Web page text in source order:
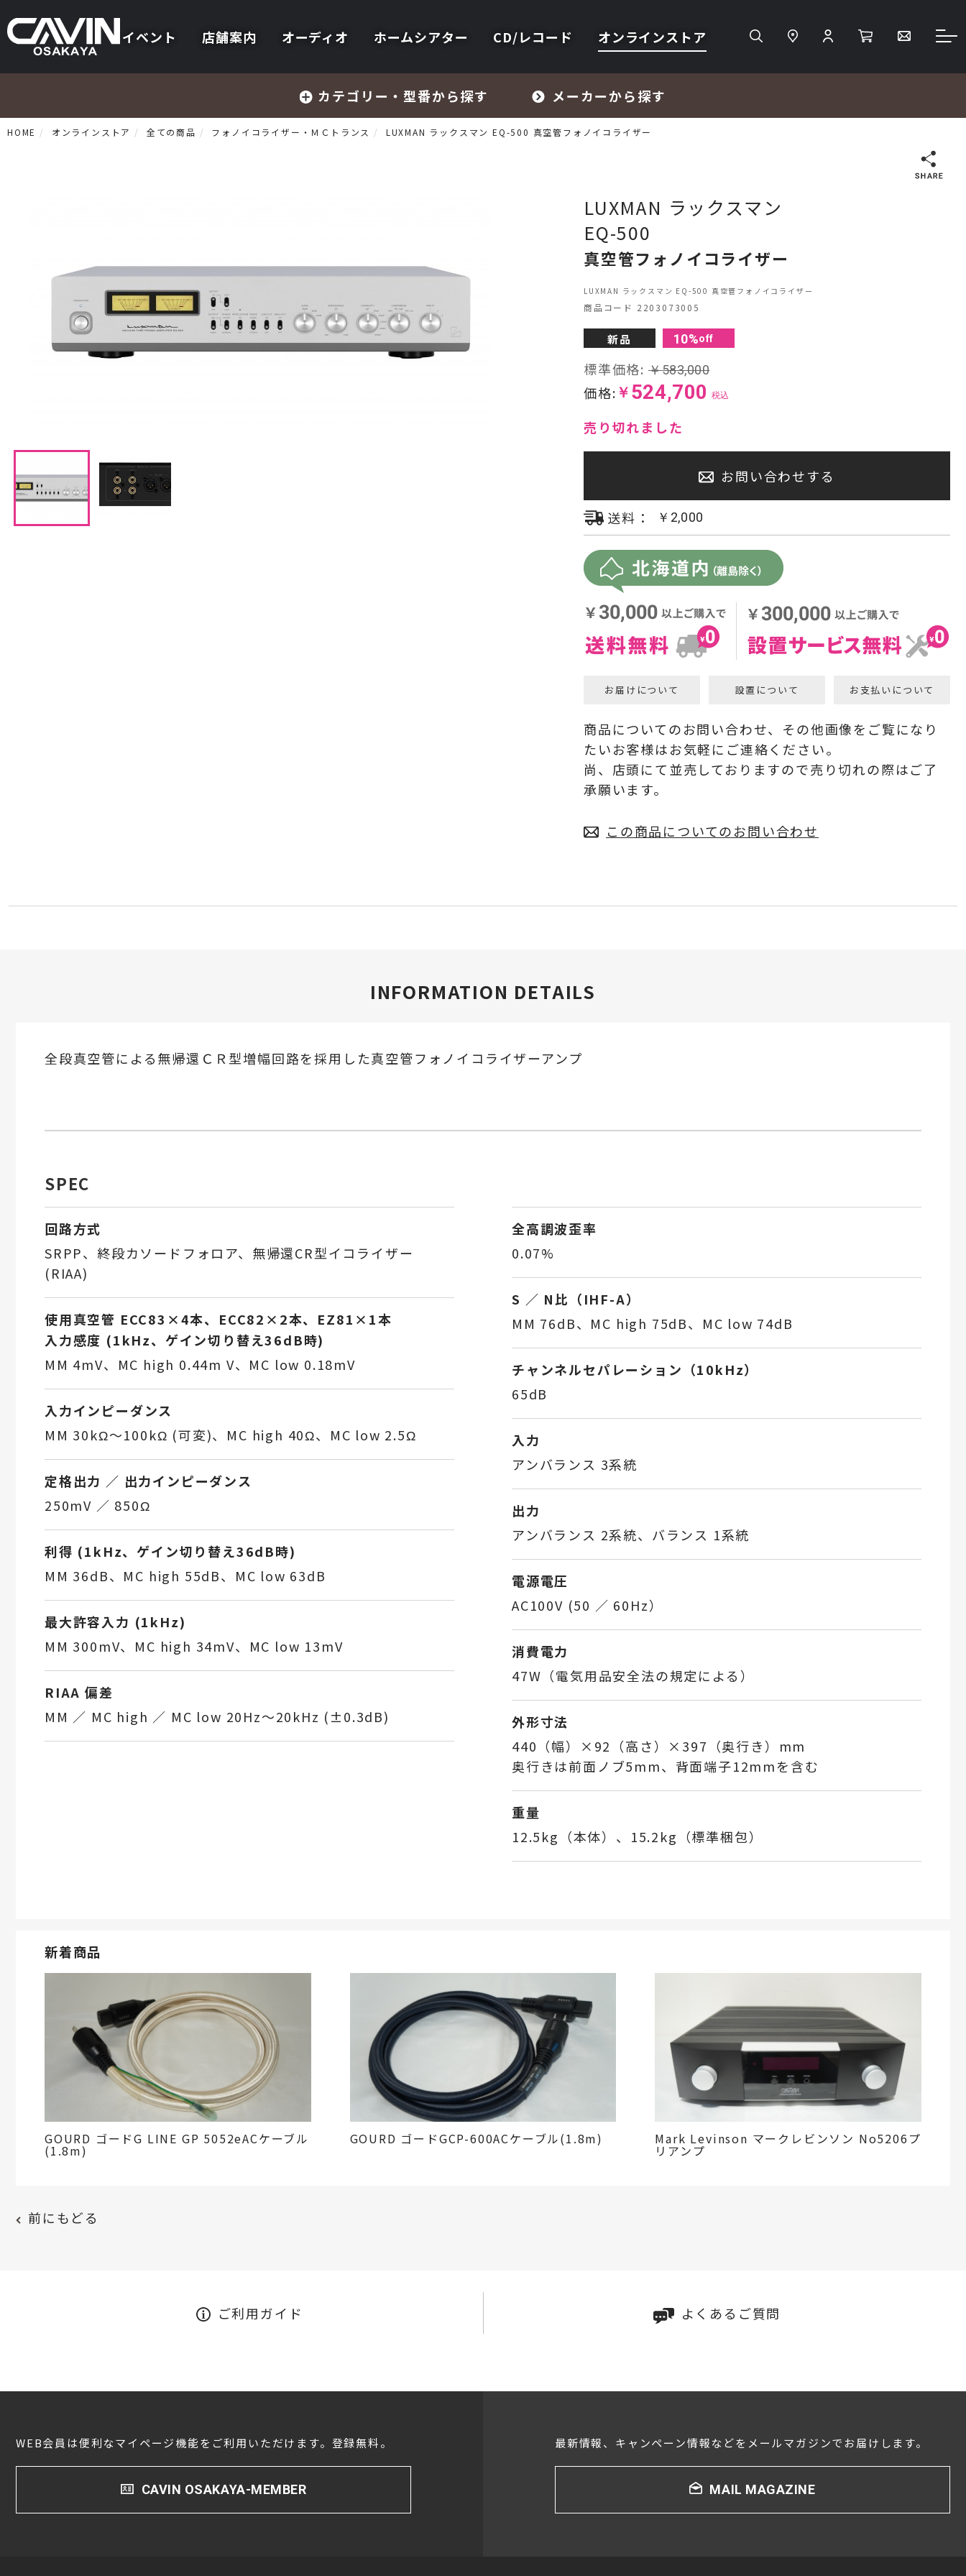
イベント 店舗案内 オーディオ ホームシアター CD/レコード オンラインストア
カテゴリー・型番から探す メーカーから探す
パワーアンプ
CDプレーヤー・レシーバー
オーディオアクセサリー
ヘッドフォン・イヤホン
ＴＶ・レコーダー・プレーヤー
プロジェクター・スクリーン
HOME オンラインストア 全ての商品 フォノイコライザー・ＭＣトランス LUXMAN ラックスマン EQ-500 真空管フォノイコライザー
LUXMAN ラックスマン
EQ-500
真空管フォノイコライザー
LUXMAN ラックスマン EQ-500 真空管フォノイコライザー
商品コード 2203073005
新品 10%off
標準価格: ￥583,000
価格: ￥ 524,700 税込
売り切れました
お問い合わせする
送料： ￥ 2,000
お届けについて 設置について お支払いについて
商品についてのお問い合わせ、その他画像をご覧になり
たいお客様はお気軽にご連絡ください。
尚、店頭にて並売しておりますので売り切れの際はご了
承願います。
この商品についてのお問い合わせ
INFORMATION DETAILS
全段真空管による無帰還ＣＲ型増幅回路を採用した真空管フォノイコライザーアンプ
SPEC
回路方式
SRPP、終段カソードフォロア、無帰還CR型イコライザー
(RIAA)
使用真空管 ECC83×4本、ECC82×2本、EZ81×1本
入力感度 (1kHz、ゲイン切り替え36dB時)
MM 4mV、MC high 0.44m V、MC low 0.18mV
入力インピーダンス
MM 30kΩ～100kΩ (可変)、MC high 40Ω、MC low 2.5Ω
定格出力 ／ 出力インピーダンス
250mV ／ 850Ω
利得 (1kHz、ゲイン切り替え36dB時)
MM 36dB、MC high 55dB、MC low 63dB
最大許容入力 (1kHz)
MM 300mV、MC high 34mV、MC low 13mV
RIAA 偏差
MM ／ MC high ／ MC low 20Hz～20kHz (±0.3dB)
全高調波歪率
0.07%
S ／ N比（IHF-A）
MM 76dB、MC high 75dB、MC low 74dB
チャンネルセパレーション（10kHz）
65dB
入力
アンバランス 3系統
出力
アンバランス 2系統、バランス 1系統
電源電圧
AC100V (50 ／ 60Hz）
消費電力
47W（電気用品安全法の規定による）
外形寸法
440（幅）×92（高さ）×397（奥行き）mm
奥行きは前面ノブ5mm、背面端子12mmを含む
重量
12.5kg（本体）、15.2kg（標準梱包）
新着商品
GOURD ゴードG LINE GP 5052eACケーブル
(1.8m)
GOURD ゴードGCP-600ACケーブル(1.8m) Mark Levinson マークレビンソン No5206プ
リアンプ
前にもどる
ご利用ガイド よくあるご質問
WEB会員は便利なマイページ機能をご利用いただけます。登録無料。
CAVIN OSAKAYA-MEMBER
最新情報、キャンペーン情報などをメールマガジンでお届けします。
MAIL MAGAZINE